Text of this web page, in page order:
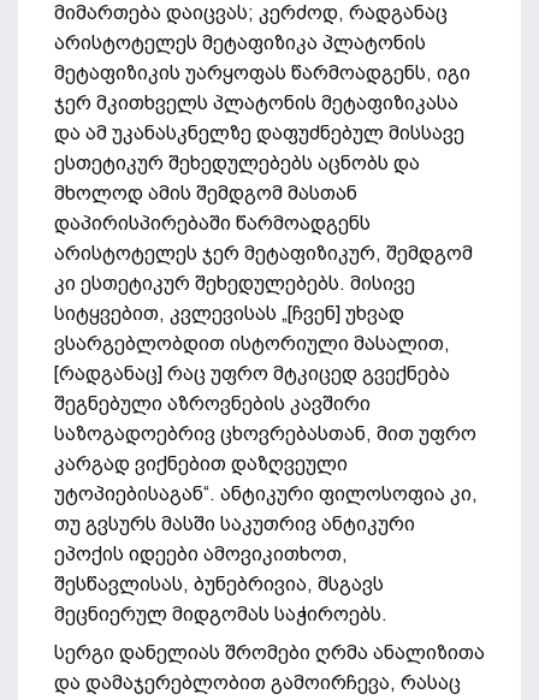
მიმართება დაიცვას; კერძოდ, რადგანაც
არისტოტელეს მეტაფიზიკა პლატონის
მეტაფიზიკის უარყოფას წარმოადგენს, იგი
ჯერ მკითხველს პლატონის მეტაფიზიკასა
და ამ უკანასკნელზე დაფუძნებულ მისსავე
ესთეტიკურ შეხედულებებს აცნობს და
მხოლოდ ამის შემდგომ მასთან
დაპირისპირებაში წარმოადგენს
არისტოტელეს ჯერ მეტაფიზიკურ, შემდგომ
კი ესთეტიკურ შეხედულებებს. მისივე
სიტყვებით, კვლევისას „[ჩვენ] უხვად
ვსარგებლობდით ისტორიული მასალით,
[რადგანაც] რაც უფრო მტკიცედ გვექნება
შეგნებული აზროვნების კავშირი
საზოგადოებრივ ცხოვრებასთან, მით უფრო
კარგად ვიქნებით დაზღვეული
უტოპიებისაგან“. ანტიკური ფილოსოფია კი,
თუ გვსურს მასში საკუთრივ ანტიკური
ეპოქის იდეები ამოვიკითხოთ,
შესწავლისას, ბუნებრივია, მსგავს
მეცნიერულ მიდგომას საჭიროებს.
სერგი დანელიას შრომები ღრმა ანალიზითა
და დამაჯერებლობით გამოირჩევა, რასაც